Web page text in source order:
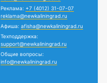
Реклама: +7 (4012) 31-07-07
reklama@newkaliningrad.ru
Афиша: afisha@newkaliningrad.ru
Техподдержка:
support@newkaliningrad.ru
Общие вопросы:
info@newkaliningrad.ru